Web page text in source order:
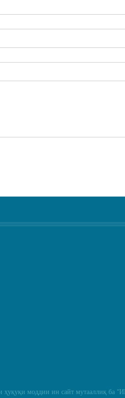
ҳуқуқи моддии ин сайт мутааллиқ ба